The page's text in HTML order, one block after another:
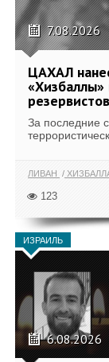
7.08.2026
ЦАХАЛ
«Хизбаллы»
За последние
ЛИВАН
123
ИЗРАИЛЬ
6.08.2026